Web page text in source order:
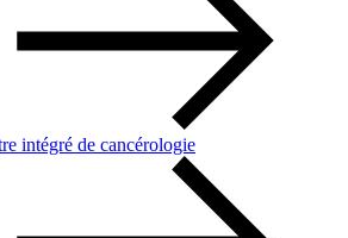
intégré de cancérologie